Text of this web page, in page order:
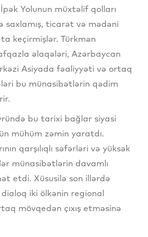
Yolunun müxtəlif qolları
saxlamış, ticarət və mədəni
keçirmişlər. Türkmən
əlaqələri, Azərbaycan
Asiyada fəaliyyəti və ortaq
bu münasibətlərin qədim
bu tarixi bağlar siyasi
mühüm zəmin yaratdı.
qarşılıqlı səfərləri və yüksək
münasibətlərin davamlı
etdi. Xüsusilə son illərdə
dialoq iki ölkənin regional
mövqedən çıxış etməsinə